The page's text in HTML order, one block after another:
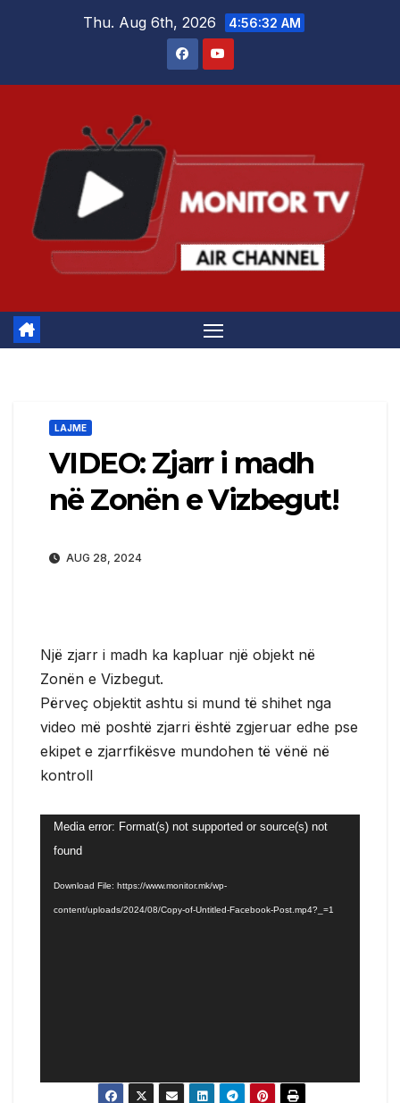
Thu. Aug 6th, 2026 4:56:33 AM
LAJME
VIDEO: Zjarr i madh
në Zonën e Vizbegut!
AUG 28, 2024
Një zjarr i madh ka kapluar një objekt në
Zonën e Vizbegut.
Përveç objektit ashtu si mund të shihet nga
video më poshtë zjarri është zgjeruar edhe pse
ekipet e zjarrfikësve mundohen të vënë në
kontroll
Video
Player
Media error: Format(s) not supported or source(s) not
found
Download File: https://www.monitor.mk/wp-
content/uploads/2024/08/Copy-of-Untitled-Facebook-Post.mp4?_=1